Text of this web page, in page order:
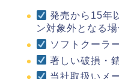
発売から15年
ン対象外となる場
ソフトクーラ
著しい破損・
当社取扱いメ